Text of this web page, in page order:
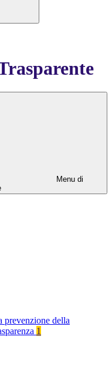
Menu di
prevenzione della
1